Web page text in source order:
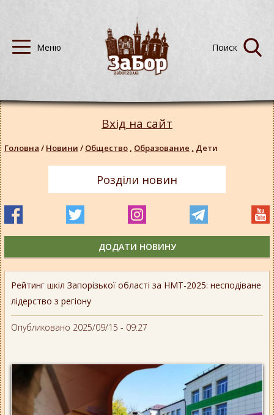
Рейтинг шкіл Запорізької області за НМТ-2025: несподіване
лідерство з регіону
Опубликовано 2025/09/15 - 09:27
Вхід на сайт
Головна / Новини / Общество , Образование , Дети
Розділи новин
ДОДАТИ НОВИНУ